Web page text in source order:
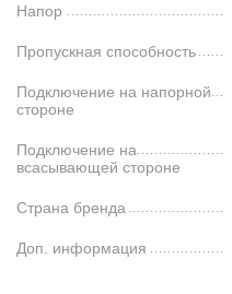
Напор
Пропускная способность
Подключение на напорной
стороне
Подключение на
всасывающей стороне
Страна бренда
Доп. информация